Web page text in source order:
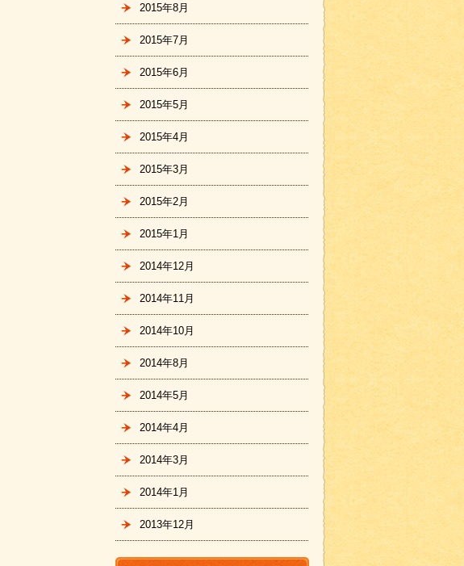
2015年8月
2015年7月
2015年6月
2015年5月
2015年4月
2015年3月
2015年2月
2015年1月
2014年12月
2014年11月
2014年10月
2014年8月
2014年5月
2014年4月
2014年3月
2014年1月
2013年12月